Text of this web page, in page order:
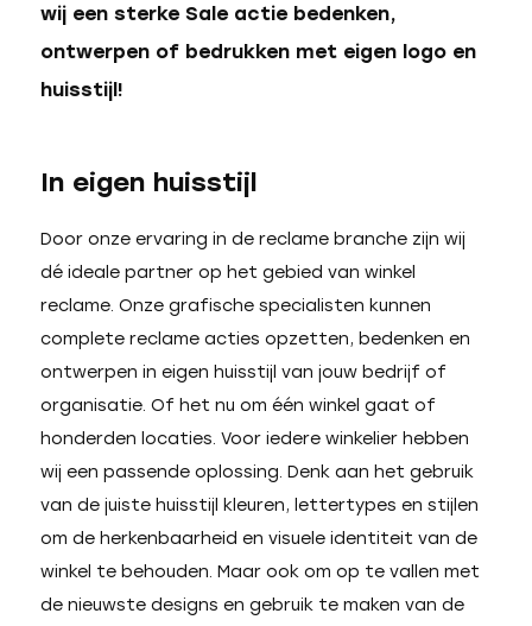
wij een sterke Sale actie bedenken,
ontwerpen of bedrukken met eigen logo en
huisstijl!
In eigen huisstijl
Door onze ervaring in de reclame branche zijn wij
dé ideale partner op het gebied van winkel
reclame. Onze grafische specialisten kunnen
complete reclame acties opzetten, bedenken en
ontwerpen in eigen huisstijl van jouw bedrijf of
organisatie. Of het nu om één winkel gaat of
honderden locaties. Voor iedere winkelier hebben
wij een passende oplossing. Denk aan het gebruik
van de juiste huisstijl kleuren, lettertypes en stijlen
om de herkenbaarheid en visuele identiteit van de
winkel te behouden. Maar ook om op te vallen met
de nieuwste designs en gebruik te maken van de